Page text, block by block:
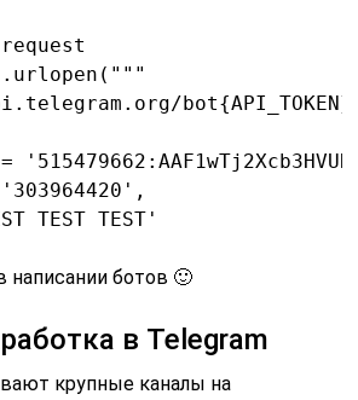
TEST TEST'
написании ботов 🙂
в Telegram
крупные каналы на